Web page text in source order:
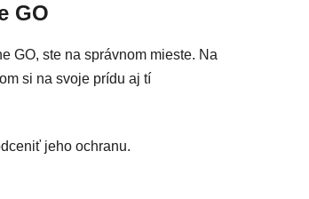
GO
GO, ste na správnom mieste. Na
si na svoje prídu aj tí
jeho ochranu.